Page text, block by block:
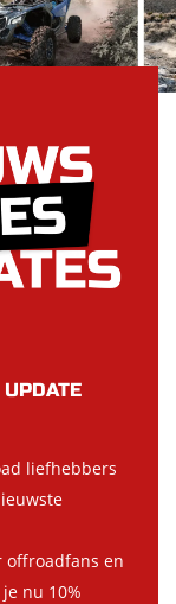
liefhebbers
offroadfans en
nu 10%